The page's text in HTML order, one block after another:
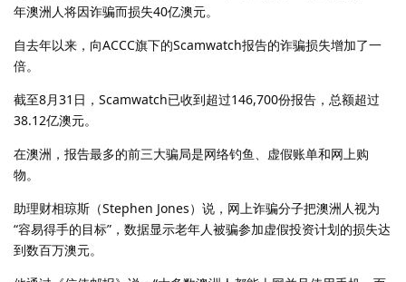
年澳洲人将因诈骗而损失40亿澳元。
自去年以来，向ACCC旗下的Scamwatch报告的诈骗损失增加了一
倍。
截至8月31日，Scamwatch已收到超过146,700份报告，总额超过
38.12亿澳元。
在澳洲，报告最多的前三大骗局是网络钓鱼、虚假账单和网上购
物。
助理财相琼斯（Stephen Jones）说，网上诈骗分子把澳洲人视为
“容易得手的目标”，数据显示老年人被骗参加虚假投资计划的损失达
到数百万澳元。